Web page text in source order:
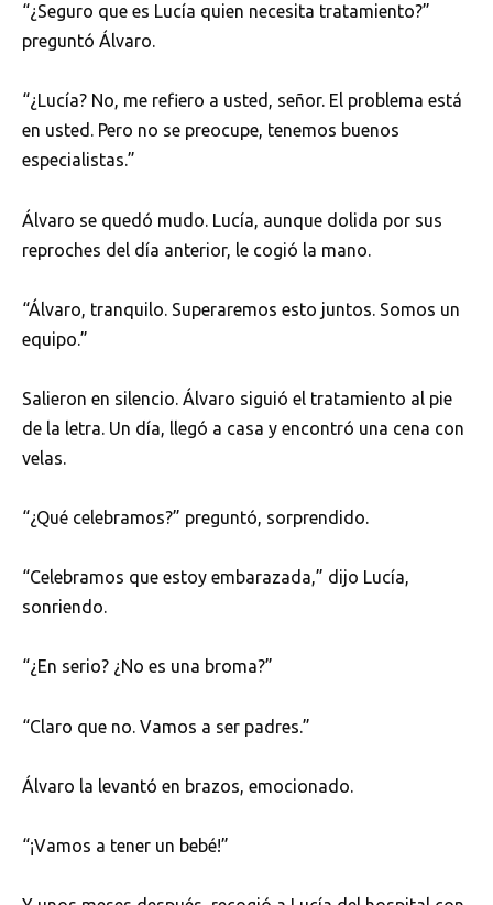
“¿Seguro que es Lucía quien necesita tratamiento?”
preguntó Álvaro.
“¿Lucía? No, me refiero a usted, señor. El problema está
en usted. Pero no se preocupe, tenemos buenos
especialistas.”
Álvaro se quedó mudo. Lucía, aunque dolida por sus
reproches del día anterior, le cogió la mano.
“Álvaro, tranquilo. Superaremos esto juntos. Somos un
equipo.”
Salieron en silencio. Álvaro siguió el tratamiento al pie
de la letra. Un día, llegó a casa y encontró una cena con
velas.
“¿Qué celebramos?” preguntó, sorprendido.
“Celebramos que estoy embarazada,” dijo Lucía,
sonriendo.
“¿En serio? ¿No es una broma?”
“Claro que no. Vamos a ser padres.”
Álvaro la levantó en brazos, emocionado.
“¡Vamos a tener un bebé!”